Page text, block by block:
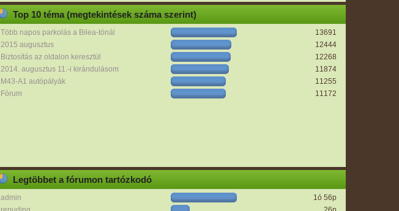
Top 10 téma (megtekintések száma szerint)
Több napos parkolás a Bilea-tónál
13691
2015 augusztus
12444
Biztosítás az oldalon keresztül
12268
2014. augusztus 11.-i kirándulásom
11874
M43-A1 autópályák
11255
Fórum
11172
Legtöbbet a fórumon tartózkodó
admin
1ó 56p